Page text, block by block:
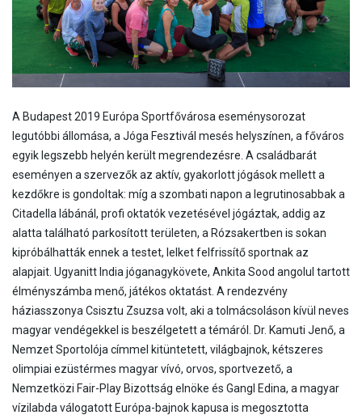
HTCC SPANYOLORSZÁG
HTCC SZENEGÁL
HTCC UGANDA
HTCC THAIFÖLD
A Budapest 2019 Európa Sportfővárosa eseménysorozat
legutóbbi állomása, a Jóga Fesztivál mesés helyszínen, a főváros
egyik legszebb helyén került megrendezésre. A családbarát
eseményen a szervezők az aktív, gyakorlott jógások mellett a
kezdőkre is gondoltak: míg a szombati napon a legrutinosabbak a
Citadella lábánál, profi oktatók vezetésével jógáztak, addig az
alatta található parkosított területen, a Rózsakertben is sokan
kipróbálhatták ennek a testet, lelket felfrissítő sportnak az
alapjait. Ugyanitt India jóganagykövete, Ankita Sood angolul tartott
élményszámba menő, játékos oktatást. A rendezvény
háziasszonya Csisztu Zsuzsa volt, aki a tolmácsoláson kívül neves
magyar vendégekkel is beszélgetett a témáról. Dr. Kamuti Jenő, a
Nemzet Sportolója címmel kitüntetett, világbajnok, kétszeres
olimpiai ezüstérmes magyar vívó, orvos, sportvezető, a
Nemzetközi Fair-Play Bizottság elnöke és Gangl Edina, a magyar
vízilabda válogatott Európa-bajnok kapusa is megosztotta